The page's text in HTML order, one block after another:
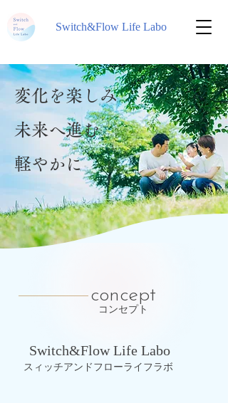
Switch&Flow Life Labo
変化を楽しみ
未来へ進む
軽やかに
コンセプト
concept
Switch&Flow Life Labo
スィッチアンドフローライフラボ